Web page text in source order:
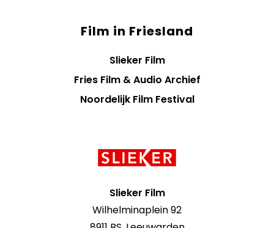
Film in Friesland
Slieker Film
Fries Film & Audio Archief
Noordelijk Film Festival
Slieker Film
Wilhelminaplein 92